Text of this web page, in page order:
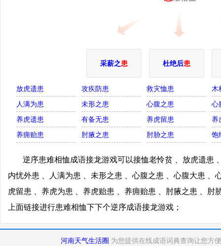
采薪之患 杜绝后患
放虎遗患 攻疾防患 救灾恤患
木
人满为患
未形之患 心腹之患
心
养虎遗患
有备无患 养虎留患
养
养痈贻患
肘腋之患 肘胁之患 饱
逆序患难相恤成语接龙游戏可以接恤老怜贫 、放虎遗患
内忧外患 、人满为患 、未形之患 、心腹之患 、心腹大患 、
虎留患 、养虎为患 、养虎贻患 、养痈贻患 、肘腋之患 、肘
上面链接进行患难相恤下下个逆序成语接龙游戏；
河南天气生活圈 为您提供在线成语词典查询让您方